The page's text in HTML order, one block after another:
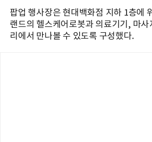
팝업 행사장은 현대백화점 지하 1층에
랜드의 헬스케어로봇과 의료기기, 마사
리에서 만나볼 수 있도록 구성했다.